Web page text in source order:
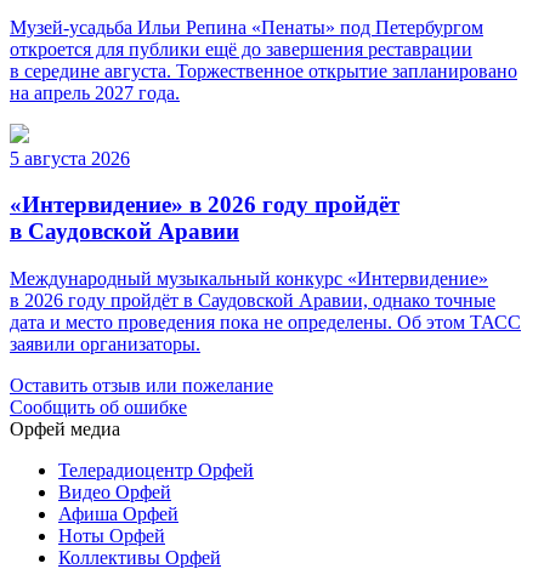
Музей-усадьба Ильи Репина «Пенаты» под Петербургом
откроется для публики ещё до завершения реставрации
в середине августа. Торжественное открытие запланировано
на апрель 2027 года.
5 августа 2026
«Интервидение» в 2026 году пройдёт
в Саудовской Аравии
Международный музыкальный конкурс «Интервидение»
в 2026 году пройдёт в Саудовской Аравии, однако точные
дата и место проведения пока не определены. Об этом ТАСС
заявили организаторы.
Оставить отзыв или пожелание
Сообщить об ошибке
Орфей медиа
Телерадиоцентр Орфей
Видео Орфей
Афиша Орфей
Ноты Орфей
Коллективы Орфей